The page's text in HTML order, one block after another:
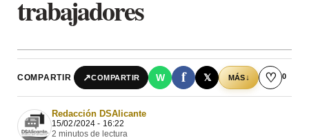
trabajadores
COMPARTIR ↗COMPARTIR W f 𝕏 MÁS↓ ♡ 0
Redacción DSAlicante
15/02/2024 - 16:22
2 minutos de lectura